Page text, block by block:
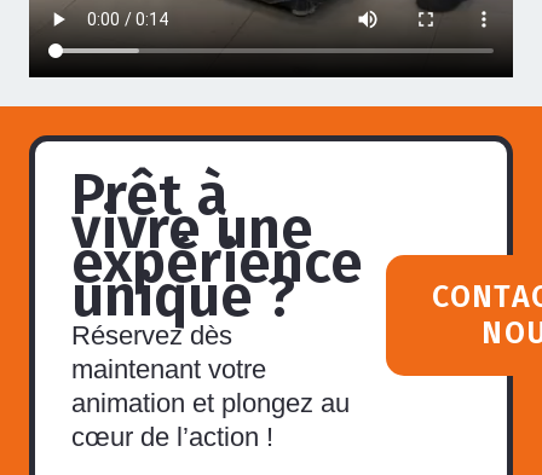
Prêt à
vivre une
expérience
unique ?
Réservez dès
maintenant votre
animation et plongez au
cœur de l’action !